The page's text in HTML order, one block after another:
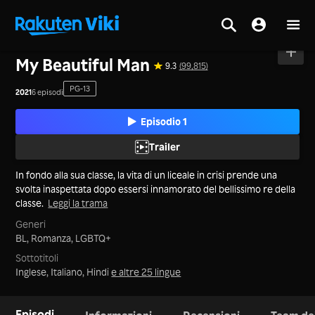
My Beautiful Man 9.3 (99,815)
20216 episodi PG-13
Episodio 1
Trailer
In fondo alla sua classe, la vita di un liceale in crisi prende una
svolta inaspettata dopo essersi innamorato del bellissimo re della
classe. Leggi la trama
Generi
BL, Romanza, LGBTQ+
Sottotitoli
Inglese, Italiano, Hindie altre 25 lingue